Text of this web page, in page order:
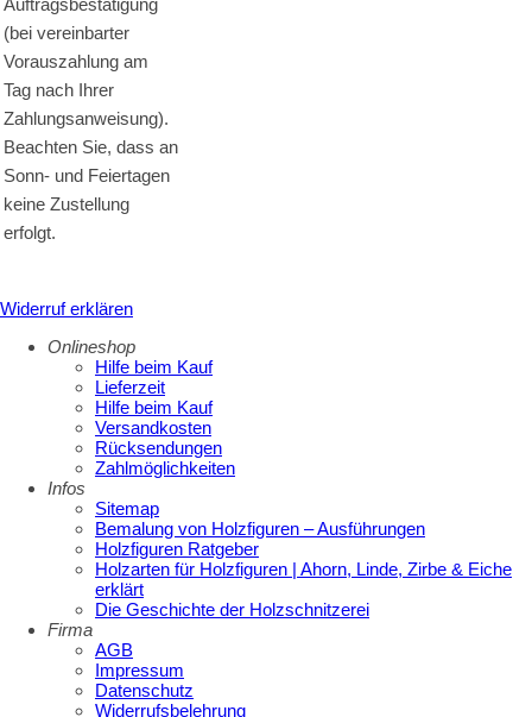
Auftragsbestätigung
(bei vereinbarter
Vorauszahlung am
Tag nach Ihrer
Zahlungsanweisung).
Beachten Sie, dass an
Sonn- und Feiertagen
keine Zustellung
erfolgt.
Widerruf erklären
Onlineshop
Hilfe beim Kauf
Lieferzeit
Hilfe beim Kauf
Versandkosten
Rücksendungen
Zahlmöglichkeiten
Infos
Sitemap
Bemalung von Holzfiguren – Ausführungen
Holzfiguren Ratgeber
Holzarten für Holzfiguren | Ahorn, Linde, Zirbe & Eiche
erklärt
Die Geschichte der Holzschnitzerei
Firma
AGB
Impressum
Datenschutz
Widerrufsbelehrung